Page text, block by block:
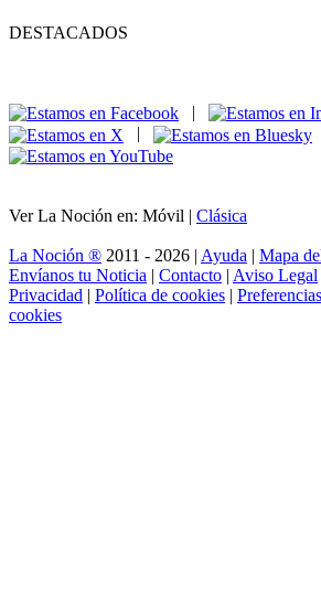
DESTACADOS
|
|
Ver La Noción en: Móvil | Clásica
La Noción ® 2011 - 2026 | Ayuda | Mapa
Envíanos tu Noticia | Contacto | Aviso Legal
Privacidad | Política de cookies |
cookies